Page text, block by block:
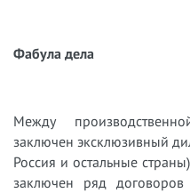
Фабула дела
Между
заключен эксклюзивный
Россия и остальные
заключен ряд договоров